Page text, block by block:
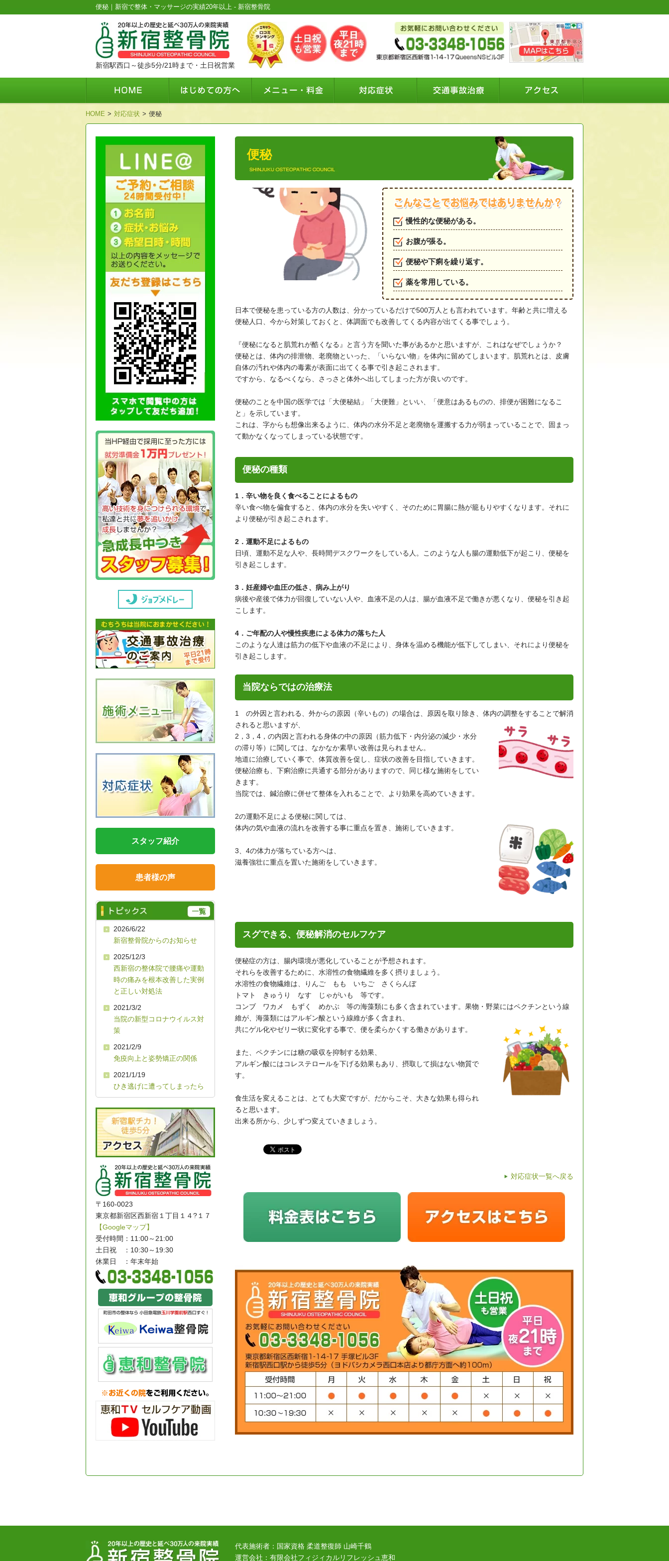
便秘｜新宿で整体・マッサージの実績20年以上 - 新宿整骨院
新宿駅西口～徒歩5分/21時まで・土日祝営業
HOME > 対応症状 > 便秘
便秘
慢性的な便秘がある。
お腹が張る。
便秘や下痢を繰り返す。
薬を常用している。
日本で便秘を患っている方の人数は、分かっているだけで500万人とも言われています。年齢と共に増える
便秘人口、今から対策しておくと、体調面でも改善してくる内容が出てくる事でしょう。
『便秘になると肌荒れが酷くなる』と言う方を聞いた事があるかと思いますが、これはなぜでしょうか？
便秘とは、体内の排泄物、老廃物といった、「いらない物」を体内に留めてしまいます。肌荒れとは、皮膚
自体の汚れや体内の毒素が表面に出てくる事で引き起こされます。
ですから、なるべくなら、さっさと体外へ出してしまった方が良いのです。
便秘のことを中国の医学では「大便秘結」「大便難」といい、「便意はあるものの、排便が困難になるこ
と」を示しています。
これは、字からも想像出来るように、体内の水分不足と老廃物を運搬する力が弱まっていることで、固まっ
て動かなくなってしまっている状態です。
便秘の種類
1．辛い物を良く食べることによるもの
辛い食べ物を偏食すると、体内の水分を失いやすく、そのために胃腸に熱が籠もりやすくなります。それに
より便秘が引き起こされます。
2．運動不足によるもの
日頃、運動不足な人や、長時間デスクワークをしている人。このような人も腸の運動低下が起こり、便秘を
引き起こします。
3．妊産婦や血圧の低さ、病み上がり
病後や産後で体力が回復していない人や、血液不足の人は、腸が血液不足で働きが悪くなり、便秘を引き起
こします。
4．ご年配の人や慢性疾患による体力の落ちた人
このような人達は筋力の低下や血液の不足により、身体を温める機能が低下してしまい、それにより便秘を
引き起こします。
当院ならではの治療法
1 の外因と言われる、外からの原因（辛いもの）の場合は、原因を取り除き、体内の調整をすることで解消
されると思いますが、
2，3，4，の内因と言われる身体の中の原因（筋力低下・内分泌の減少・水分
の滞り等）に関しては、なかなか素早い改善は見られません。
地道に治療していく事で、体質改善を促し、症状の改善を目指していきます。
便秘治療も、下痢治療に共通する部分がありますので、同じ様な施術をしてい
きます。
当院では、鍼治療に併せて整体を入れることで、より効果を高めていきます。
2の運動不足による便秘に関しては、
体内の気や血液の流れを改善する事に重点を置き、施術していきます。
3、4の体力が落ちている方へは、
滋養強壮に重点を置いた施術をしていきます。
スグできる、便秘解消のセルフケア
便秘症の方は、腸内環境が悪化していることが予想されます。
それらを改善するために、水溶性の食物繊維を多く摂りましょう。
水溶性の食物繊維は、りんご もも いちご さくらんぼ
トマト きゅうり なす じゃがいも 等です。
コンブ ワカメ もずく めかぶ 等の海藻類にも多く含まれています。果物・野菜にはペクチンという線
維が、海藻類にはアルギン酸という線維が多く含まれ、
共にゲル化やゼリー状に変化する事で、便を柔らかくする働きがあります。
また、ペクチンには糖の吸収を抑制する効果、
アルギン酸にはコレステロールを下げる効果もあり、摂取して損はない物質で
す。
食生活を変えることは、とても大変ですが、だからこそ、大きな効果も得られ
ると思います。
出来る所から、少しずつ変えていきましょう。
対応症状一覧へ戻る
スタッフ紹介
患者様の声
2026/6/22
新宿整骨院からのお知らせ
2025/12/3
西新宿の整体院で腰痛や運動
時の痛みを根本改善した実例
と正しい対処法
2021/3/2
当院の新型コロナウイルス対
策
2021/2/9
免疫向上と姿勢矯正の関係
2021/1/19
ひき逃げに遭ってしまったら
〒160-0023
東京都新宿区西新宿１丁目１４?１７
【Googleマップ】
受付時間：11:00～21:00
土日祝 ：10:30～19:30
休業日 ：年末年始
代表施術者：国家資格 柔道整復師 山崎千鶴
運営会社： 有限会社フィジィカルリフレッシュ恵和